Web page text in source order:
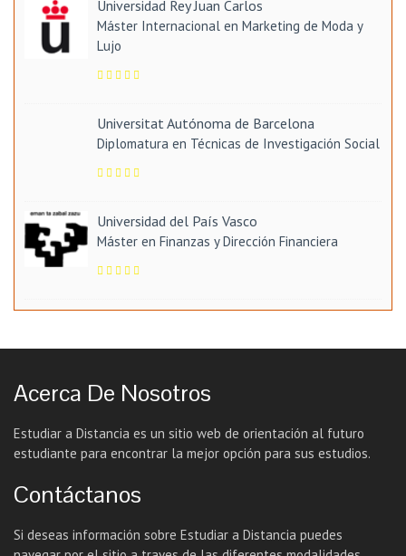
Universidad Rey Juan Carlos
Máster Internacional en Marketing de Moda y
Lujo
Universitat Autónoma de Barcelona
Diplomatura en Técnicas de Investigación Social
Universidad del País Vasco
Máster en Finanzas y Dirección Financiera
Acerca De Nosotros
Estudiar a Distancia es un sitio web de orientación al futuro
estudiante para encontrar la mejor opción para sus estudios.
Contáctanos
Si deseas información sobre Estudiar a Distancia puedes